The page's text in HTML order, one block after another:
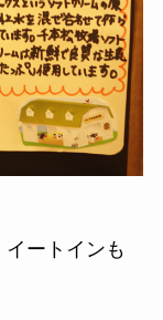
ートインも